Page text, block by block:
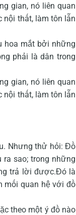
gian, nó liên quan
nội thất, làm tôn lẫn
hoa mắt bởi những
phải là dân trong
gian, nó liên quan
nội thất, làm tôn lẫn
Nhưng thử hỏi: Đồ
ra sao; trong những
trả lời được.Đó là
mối quan hệ với đồ
theo một ý đồ nào